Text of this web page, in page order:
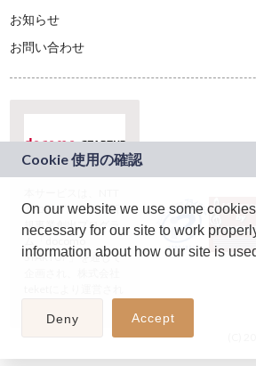
お知らせ
お問い合わせ
ドコモグループの新
規事業創出プログラ
ム「docomo
STARTUP」を通じて
On our website we use some
necessary for our site to work
information about how our site is
Deny Accept